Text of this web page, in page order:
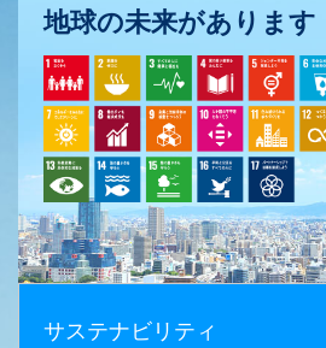
地球の未来があります
サステナビリティ